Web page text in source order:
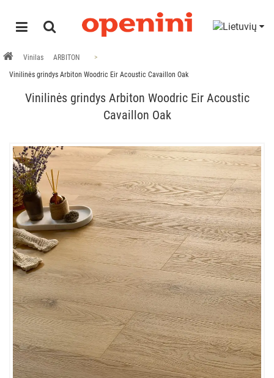
Vinilas
ARBITON
Vinilinės grindys Arbiton Woodric Eir Acoustic Cavaillon Oak
Vinilinės grindys Arbiton Woodric Eir Acoustic
Cavaillon Oak